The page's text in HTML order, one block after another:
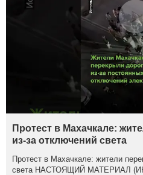
Протест в Махачкале:
из-за отключений света
Протест в Махачкале: жители
света НАСТОЯЩИЙ МАТЕРИАЛ